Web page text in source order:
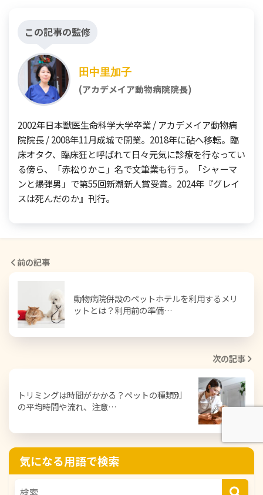
この記事の監修
田中里加子
(アカデメイア動物病院院長)
2002年日本獣医生命科学大学卒業 / アカデメイア動物病
院院長 / 2008年11月成城で開業。2018年に砧へ移転。臨
床オタク、臨床狂と呼ばれて日々元気に診療を行なってい
る傍ら、「赤松りかこ」名で文筆業も行う。「シャーマ
ンと爆弾男」で第55回新潮新人賞受賞。2024年『グレイ
スは死んだのか』刊行。
前の記事
動物病院併設のペットホテルを利用するメリ
ットとは？利用前の準備…
次の記事
トリミングは時間がかかる？ペットの種類別
の平均時間や流れ、注意…
気になる用語で検索